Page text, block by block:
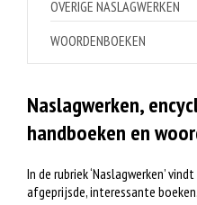
OVERIGE NASLAGWERKEN
WOORDENBOEKEN
Naslagwerken,
handboeken en
In de rubriek ‘Naslagwerken’
afgeprijsde, interessante